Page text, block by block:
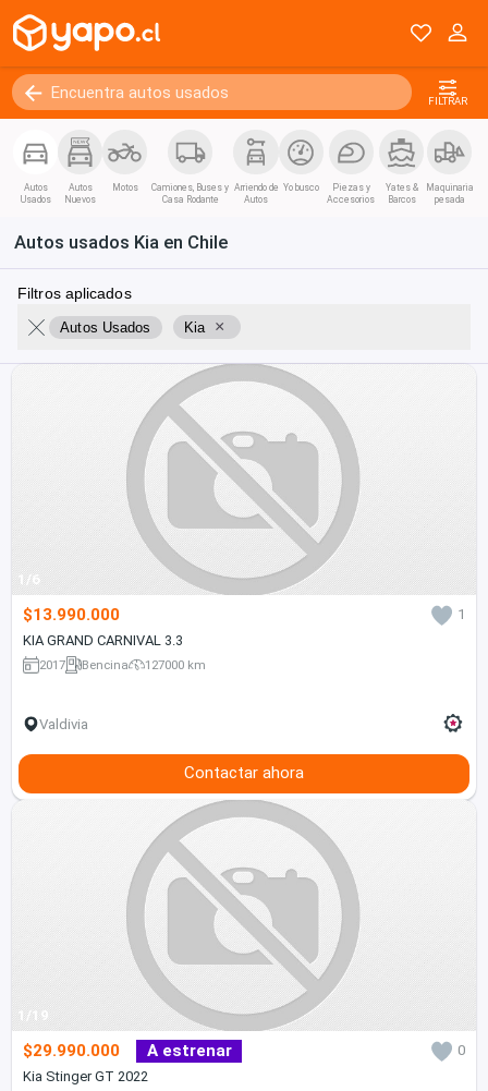
FILTRAR
Autos
Usados
Autos
Nuevos
Motos
Camiones, Buses y
Casa Rodante
Arriendo de
Autos
Yo busco
Piezas y
Accesorios
Yates &
Barcos
Maquinaria
pesada
Autos usados Kia en Chile
Filtros aplicados
Autos Usados Kia ×
1/6
$13.990.000
1
KIA GRAND CARNIVAL 3.3
2017 Bencina 127000 km
Valdivia
Contactar ahora
1/19
$29.990.000 A estrenar
0
Kia Stinger GT 2022